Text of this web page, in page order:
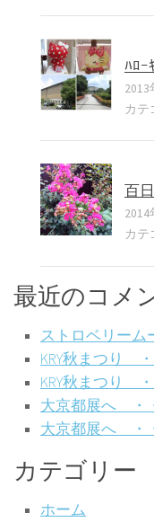
ﾊﾛｰ
カテ
百
カテ
最近のコメ
ストロベリーム
KRY秋まつり ・
KRY秋まつり ・
大京都展へ ・
大京都展へ ・
カテゴリー
ホーム